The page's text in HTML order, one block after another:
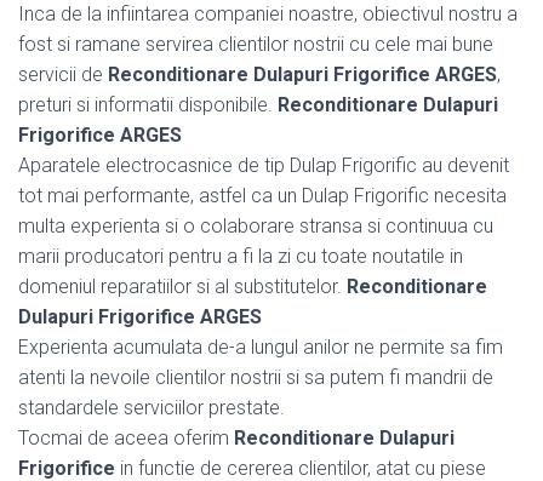
Inca de la infiintarea companiei noastre, obiectivul nostru a
fost si ramane servirea clientilor nostrii cu cele mai bune
servicii de Reconditionare Dulapuri Frigorifice ARGES,
preturi si informatii disponibile. Reconditionare Dulapuri
Frigorifice ARGES
Aparatele electrocasnice de tip Dulap Frigorific au devenit
tot mai performante, astfel ca un Dulap Frigorific necesita
multa experienta si o colaborare stransa si continuua cu
marii producatori pentru a fi la zi cu toate noutatile in
domeniul reparatiilor si al substitutelor. Reconditionare
Dulapuri Frigorifice ARGES
Experienta acumulata de-a lungul anilor ne permite sa fim
atenti la nevoile clientilor nostrii si sa putem fi mandrii de
standardele serviciilor prestate.
Tocmai de aceea oferim Reconditionare Dulapuri
Frigorifice in functie de cererea clientilor, atat cu piese